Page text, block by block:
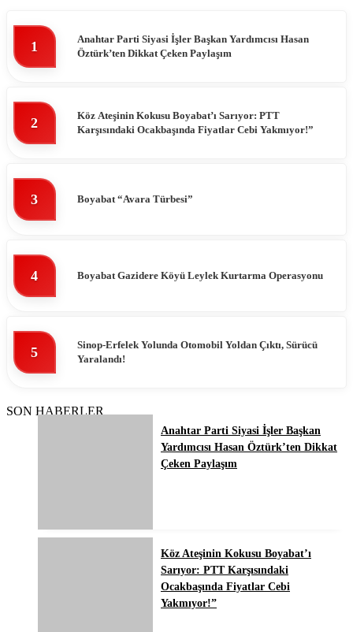
1
Anahtar Parti Siyasi İşler Başkan Yardımcısı Hasan
Öztürk’ten Dikkat Çeken Paylaşım
2
Köz Ateşinin Kokusu Boyabat’ı Sarıyor: PTT
Karşısındaki Ocakbaşında Fiyatlar Cebi Yakmıyor!”
3 Boyabat “Avara Türbesi”
4 Boyabat Gazidere Köyü Leylek Kurtarma Operasyonu
5
Sinop-Erfelek Yolunda Otomobil Yoldan Çıktı, Sürücü
Yaralandı!
SON HABERLER
Anahtar Parti Siyasi İşler Başkan
Yardımcısı Hasan Öztürk’ten Dikkat
Çeken Paylaşım
Köz Ateşinin Kokusu Boyabat’ı
Sarıyor: PTT Karşısındaki
Ocakbaşında Fiyatlar Cebi
Yakmıyor!”